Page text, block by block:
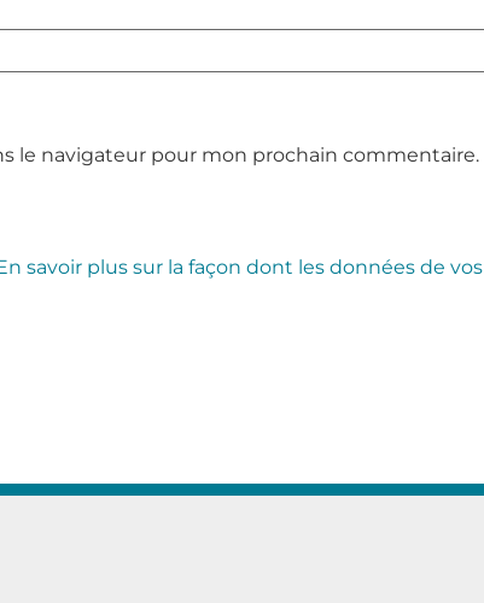
le navigateur pour mon prochain commentaire.
savoir plus sur la façon dont les données de vos